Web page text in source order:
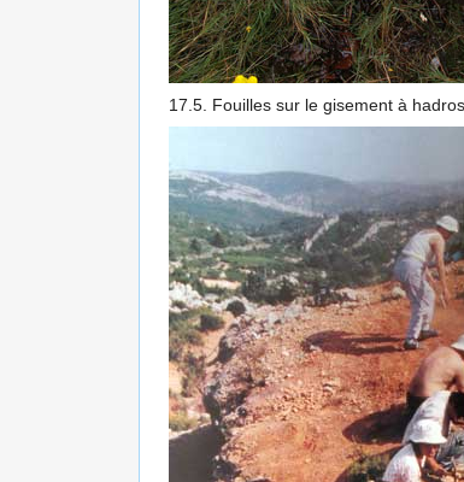
17.5. Fouilles sur le gisement à